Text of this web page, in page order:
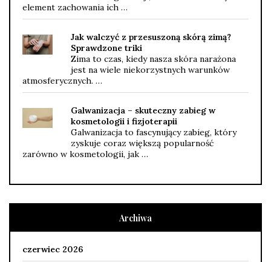
element zachowania ich …
Jak walczyć z przesuszoną skórą zimą?
Sprawdzone triki
Zima to czas, kiedy nasza skóra narażona
jest na wiele niekorzystnych warunków
atmosferycznych. …
Galwanizacja – skuteczny zabieg w
kosmetologii i fizjoterapii
Galwanizacja to fascynujący zabieg, który
zyskuje coraz większą popularność
zarówno w kosmetologii, jak …
Archiwa
czerwiec 2026